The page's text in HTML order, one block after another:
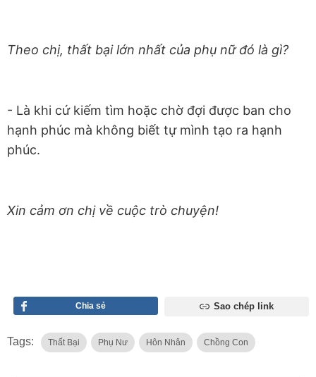
Theo chị, thất bại lớn nhất của phụ nữ đó là gì?
- Là khi cứ kiếm tìm hoặc chờ đợi được ban cho
hạnh phúc mà không biết tự mình tạo ra hạnh
phúc.
Xin cảm ơn chị về cuộc trò chuyện!
Chia sẻ Sao chép link
Tags: Thất Bại Phụ Nư Hôn Nhân Chồng Con